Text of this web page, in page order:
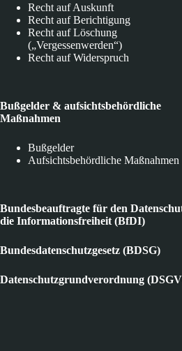
Recht auf Auskunft
Recht auf Berichtigung
Recht auf Löschung
(„Vergessenwerden“)
Recht auf Widerspruch
Bußgelder & aufsichtsbehördliche
Maßnahmen
Bußgelder
Aufsichtsbehördliche Maßnahmen
Bundesbeauftragte für den
die Informationsfreiheit (BfDI)
Bundesdatenschutzgesetz (BDSG)
Datenschutzgrundverordnung